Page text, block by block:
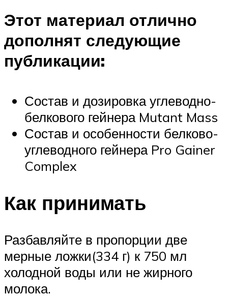
Этот материал отлично
дополнят следующие
публикации:
Состав и дозировка углеводно-
белкового гейнера Mutant Mass
Состав и особенности белково-
углеводного гейнера Pro Gainer
Complex
Как принимать
Разбавляйте в пропорции две
мерные ложки(334 г) к 750 мл
холодной воды или не жирного
молока.